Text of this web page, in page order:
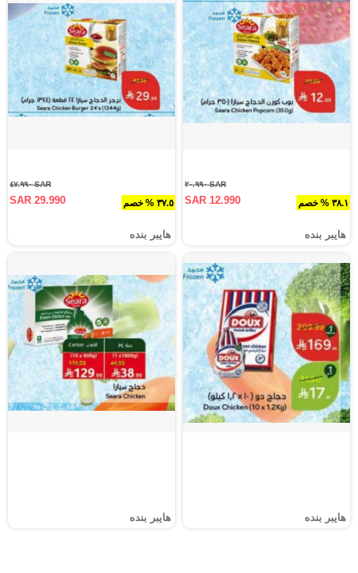
٣٨.١ % خصم
SAR ٢٠.٩٩٠
SAR 12.990
هايبر بنده
٣٧.٥ % خصم
SAR ٤٧.٩٩٠
SAR 29.990
هايبر بنده
هايبر بنده هايبر بنده